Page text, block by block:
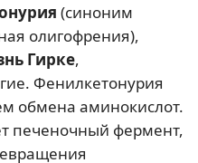
(синоним
олигофрения),
Гирке,
Фенилкетонурия
обмена аминокислот.
печеночный фермент,